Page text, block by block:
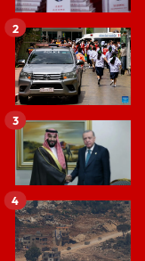
2
3
4